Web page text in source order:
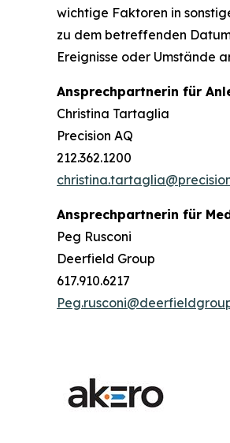
wichtige Faktoren in
zu dem betreffenden
Ereignisse oder Umstände
Ansprechpartnerin für
Christina Tartaglia
Precision AQ
212.362.1200
Ansprechpartnerin für
Peg Rusconi
Deerfield Group
617.910.6217